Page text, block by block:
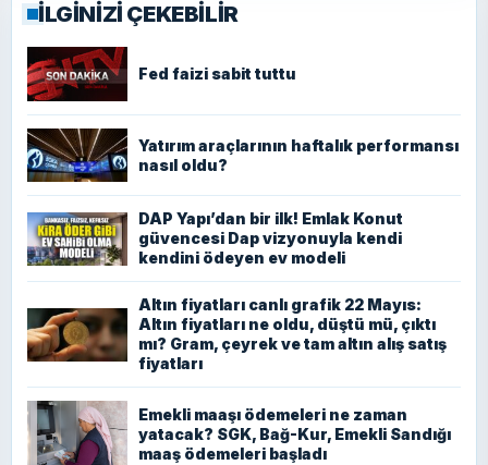
İLGİNİZİ ÇEKEBİLİR
Fed faizi sabit tuttu
Yatırım araçlarının haftalık performansı
nasıl oldu?
DAP Yapı’dan bir ilk! Emlak Konut
güvencesi Dap vizyonuyla kendi
kendini ödeyen ev modeli
Altın fiyatları canlı grafik 22 Mayıs:
Altın fiyatları ne oldu, düştü mü, çıktı
mı? Gram, çeyrek ve tam altın alış satış
fiyatları
Emekli maaşı ödemeleri ne zaman
yatacak? SGK, Bağ-Kur, Emekli Sandığı
maaş ödemeleri başladı